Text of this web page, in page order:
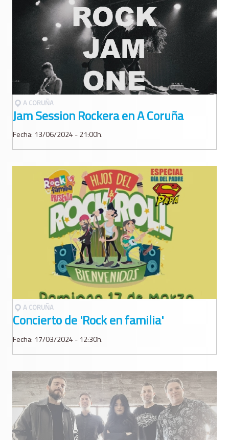
A CORUÑA
Jam Session Rockera en A Coruña
Fecha: 13/06/2024 - 21:00h.
A CORUÑA
Concierto de 'Rock en familia'
Fecha: 17/03/2024 - 12:30h.